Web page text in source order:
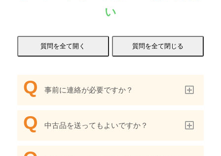
い
事前に連絡が必要ですか？
中古品を送ってもよいですか？